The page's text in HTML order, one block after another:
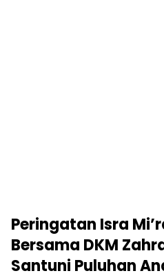
Peringatan Isra
Bersama DKM
Santuni Puluhan